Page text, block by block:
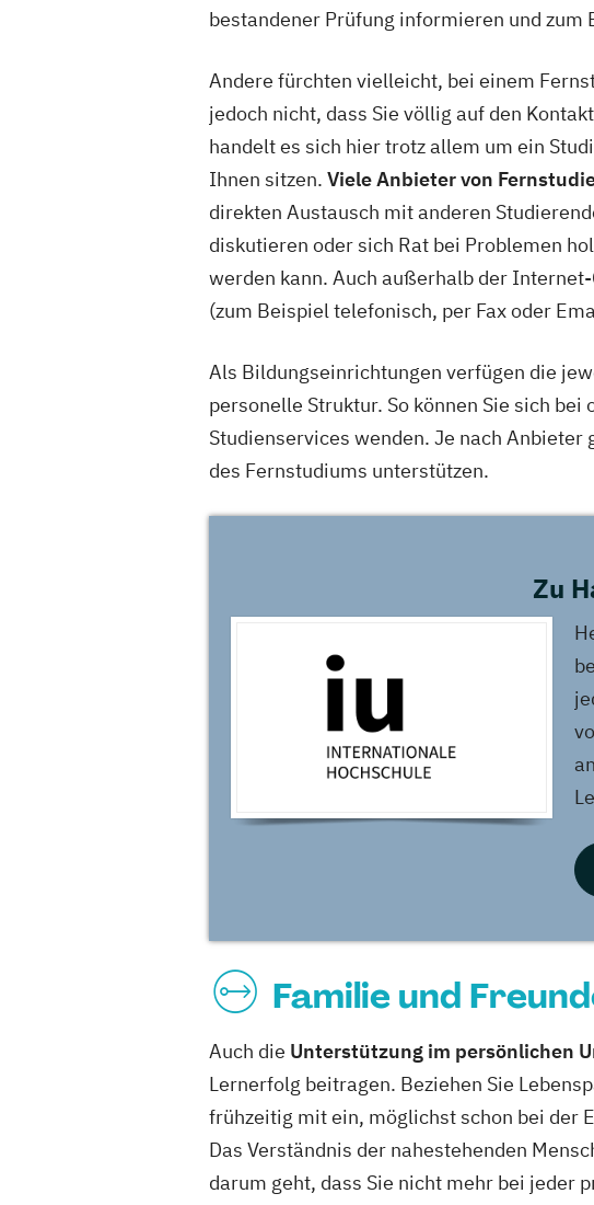
bestandener Prüfung informieren und zum
Andere fürchten vielleicht, bei einem
jedoch nicht, dass Sie völlig auf den
handelt es sich hier trotz allem um ein
Ihnen sitzen. Viele Anbieter von
direkten Austausch mit anderen
diskutieren oder sich Rat bei Problemen
werden kann. Auch außerhalb der
(zum Beispiel telefonisch, per Fax oder
Als Bildungseinrichtungen verfügen die
personelle Struktur. So können Sie sich
Studienservices wenden. Je nach
des Fernstudiums unterstützen.
Zu
Familie und
Auch die Unterstützung im persönlichen
Lernerfolg beitragen. Beziehen Sie
frühzeitig mit ein, möglichst schon bei der
Das Verständnis der nahestehenden
darum geht, dass Sie nicht mehr bei jeder